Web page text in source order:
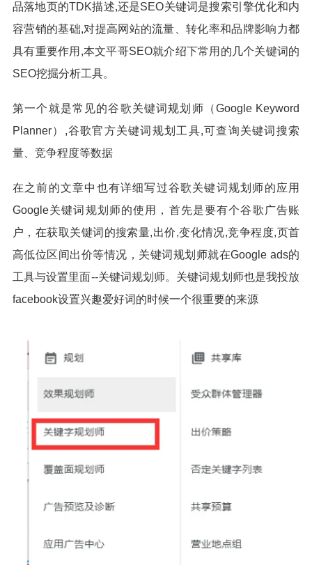
品落地页的TDK描述,还是SEO关键词是搜索引擎优化和内
容营销的基础,对提高网站的流量、转化率和品牌影响力都
具有重要作用,本文平哥SEO就介绍下常用的几个关键词的
SEO挖掘分析工具。
第一个就是常见的谷歌关键词规划师（Google Keyword
Planner）,谷歌官方关键词规划工具,可查询关键词搜索
量、竞争程度等数据
在之前的文章中也有详细写过谷歌关键词规划师的应用
Google关键词规划师的使用，首先是要有个谷歌广告账
户，在获取关键词的搜索量,出价,变化情况,竞争程度,页首
高低位区间出价等情况，关键词规划师就在Google ads的
工具与设置里面--关键词规划师。关键词规划师也是我投放
facebook设置兴趣爱好词的时候一个很重要的来源